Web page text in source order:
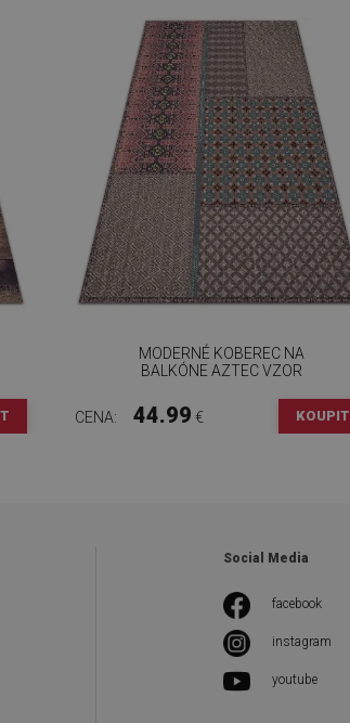
MODERNÉ KOBEREC NA
BALKÓNE AZTEC VZOR
CENA: 44.99 € KOUPIT
Social Media
facebook
instagram
youtube